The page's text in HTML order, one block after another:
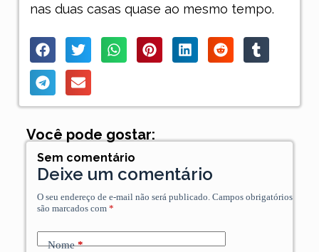
nas duas casas quase ao mesmo tempo.
Você pode gostar:
Sem comentário
Deixe um comentário
O seu endereço de e-mail não será publicado. Campos obrigatórios
são marcados com *
Nome*